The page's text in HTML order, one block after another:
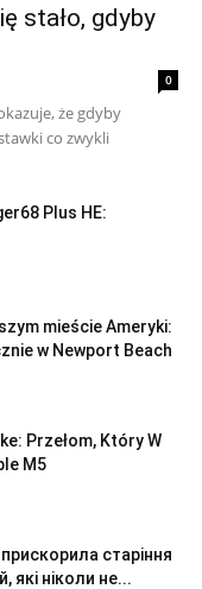
stało, gdyby
0
że gdyby
co zwykli
Plus HE:
mieście Ameryki:
w Newport Beach
Przełom, Który W
M5
старіння
які ніколи не...